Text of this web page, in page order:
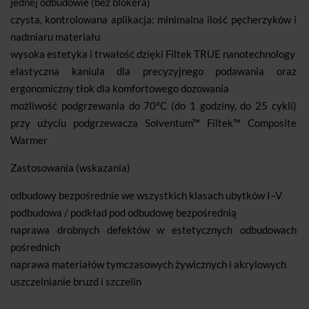
czysta, kontrolowana aplikacja: minimalna ilość pęcherzyków i
nadmiaru materiału
wysoka estetyka i trwałość dzięki Filtek TRUE nanotechnology
elastyczna kaniula dla precyzyjnego podawania oraz
ergonomiczny tłok dla komfortowego dozowania
możliwość podgrzewania do 70°C (do 1 godziny, do 25 cykli)
przy użyciu podgrzewacza Solventum™ Filtek™ Composite
Warmer
Zastosowania (wskazania)
odbudowy bezpośrednie we wszystkich klasach ubytków I–V
podbudowa / podkład pod odbudowę bezpośrednią
naprawa drobnych defektów w estetycznych odbudowach
pośrednich
naprawa materiałów tymczasowych żywicznych i akrylowych
uszczelnianie bruzd i szczelin